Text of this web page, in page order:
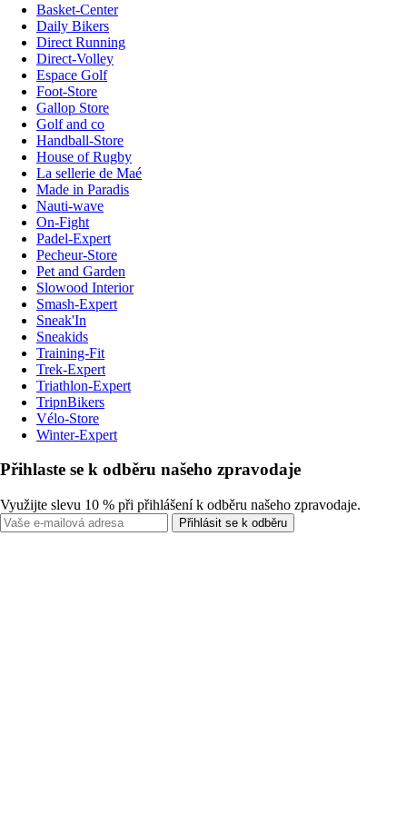
Basket-Center
Daily Bikers
Direct Running
Direct-Volley
Espace Golf
Foot-Store
Gallop Store
Golf and co
Handball-Store
House of Rugby
La sellerie de Maé
Made in Paradis
Nauti-wave
On-Fight
Padel-Expert
Pecheur-Store
Pet and Garden
Slowood Interior
Smash-Expert
Sneak'In
Sneakids
Training-Fit
Trek-Expert
Triathlon-Expert
TripnBikers
Vélo-Store
Winter-Expert
Přihlaste se k odběru našeho zpravodaje
Využijte slevu 10 % při přihlášení k odběru našeho zpravodaje.
Přihlásit se k odběru